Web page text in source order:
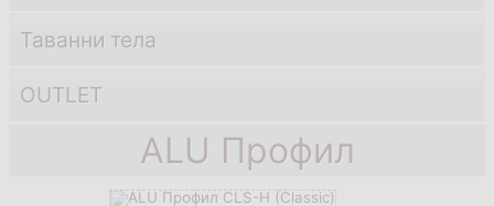
Таванни тела
OUTLET
ALU Профил